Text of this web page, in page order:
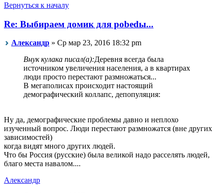
Вернуться к началу
Re: Выбираем домик для pobedы...
Алeксандр » Ср мар 23, 2016 18:32 pm
Внук кулака писал(а):Деревня всегда была
источником увеличения населения, а в квартирах
люди просто перестают размножаться...
В мегаполисах происходит настоящий
демографический коллапс, депопуляция:
Ну да, демографические проблемы давно и неплохо
изученный вопрос. Люди перестают размножатся (вне других
зависимостей)
когда видят много других людей.
Что бы Россия (русские) была великой надо расселять людей,
благо места навалом....
Алeксандр